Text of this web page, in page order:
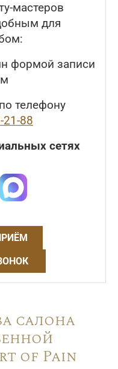
мастеров
для
формой записи
телефону
21-88
сетях
салона
of Pain